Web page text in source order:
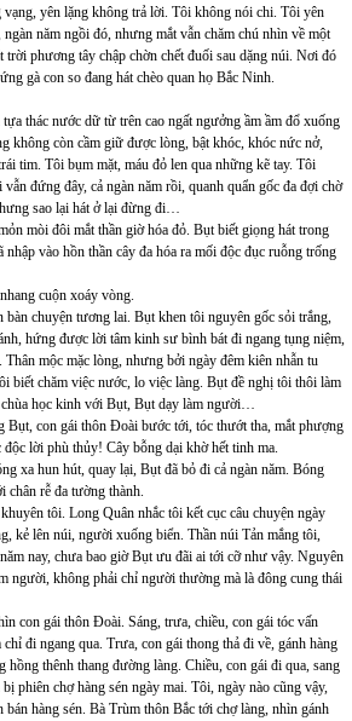
yên lặng không trả lời. Tôi không nói chi. Tôi yên
năm ngồi đó, nhưng mắt vẫn chăm chú nhìn về một
phương tây chập chờn chết đuối sau dặng núi. Nơi đó
gà con so đang hát chèo quan họ Bắc Ninh.
thác nước dữ từ trên cao ngất ngưởng ầm ầm đổ xuống
không còn cầm giữ được lòng, bật khóc, khóc nức nở,
tim. Tôi bụm mặt, máu đỏ len qua những kẽ tay. Tôi
đứng đây, cả ngàn năm rồi, quanh quẩn gốc đa đợi chờ
sao lại hát ở lại đừng đi…
mòi đôi mắt thần giờ hóa đỏ. Bụt biết giọng hát trong
vào hồn thần cây đa hóa ra mối độc đục ruỗng trống
cuộn xoáy vòng.
bàn chuyện tương lai. Bụt khen tôi nguyên gốc sỏi trắng,
hứng được lời tâm kinh sư bình bát đi ngang tụng niệm,
Thân mộc mặc lòng, nhưng bởi ngày đêm kiên nhẫn tu
biết chăm việc nước, lo việc làng. Bụt đề nghị tôi thôi làm
chùa học kinh với Bụt, Bụt dạy làm người…
Bụt, con gái thôn Đoài bước tới, tóc thướt tha, mắt phượng
độc lời phù thủy! Cây bỗng dại khờ hết tinh ma.
xa hun hút, quay lại, Bụt đã bỏ đi cả ngàn năm. Bóng
chân rễ đa tường thành.
tôi. Long Quân nhắc tôi kết cục câu chuyện ngày
kẻ lên núi, người xuống biển. Thần núi Tản mắng tôi,
nay, chưa bao giờ Bụt ưu đãi ai tới cỡ như vậy. Nguyên
người, không phải chỉ người thường mà là đông cung thái
con gái thôn Đoài. Sáng, trưa, chiều, con gái tóc vấn
đi ngang qua. Trưa, con gái thong thả đi về, gánh hàng
hồng thênh thang đường làng. Chiều, con gái đi qua, sang
phiên chợ hàng sén ngày mai. Tôi, ngày nào cũng vậy,
bán hàng sén. Bà Trùm thôn Bắc tới chợ làng, nhìn gánh